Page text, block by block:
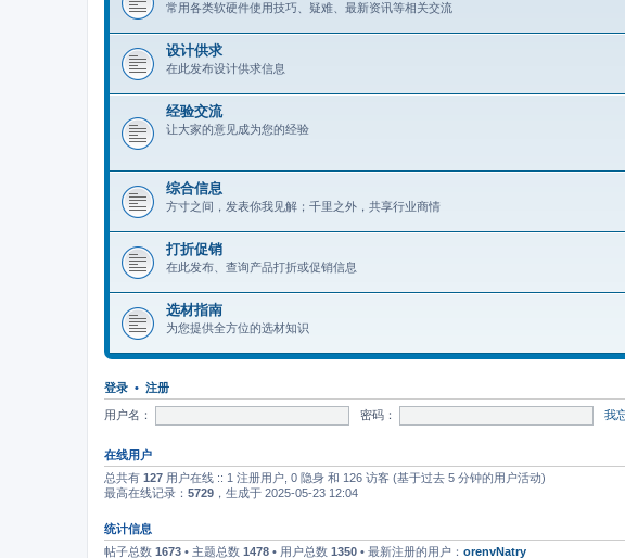
常用各类软硬件使用技巧、疑难、最新资讯等相关交流
设计供求
在此发布设计供求信息
经验交流
让大家的意见成为您的经验
综合信息
方寸之间，发表你我见解；千里之外，共享行业商情
打折促销
在此发布、查询产品打折或促销信息
选材指南
为您提供全方位的选材知识
登录 • 注册
用户名： 密码： 我
在线用户
总共有 127 用户在线 :: 1 注册用户, 0 隐身 和 126 访客 (基于过去 5 分钟的用户活动)
最高在线记录： 5729 ，生成于 2025-05-23 12:04
统计信息
帖子总数 1673 • 主题总数 1478 • 用户总数 1350 • 最新注册的用户： orenvNatry